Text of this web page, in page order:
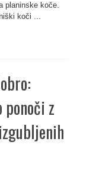
planinske koče.
koči ...
z